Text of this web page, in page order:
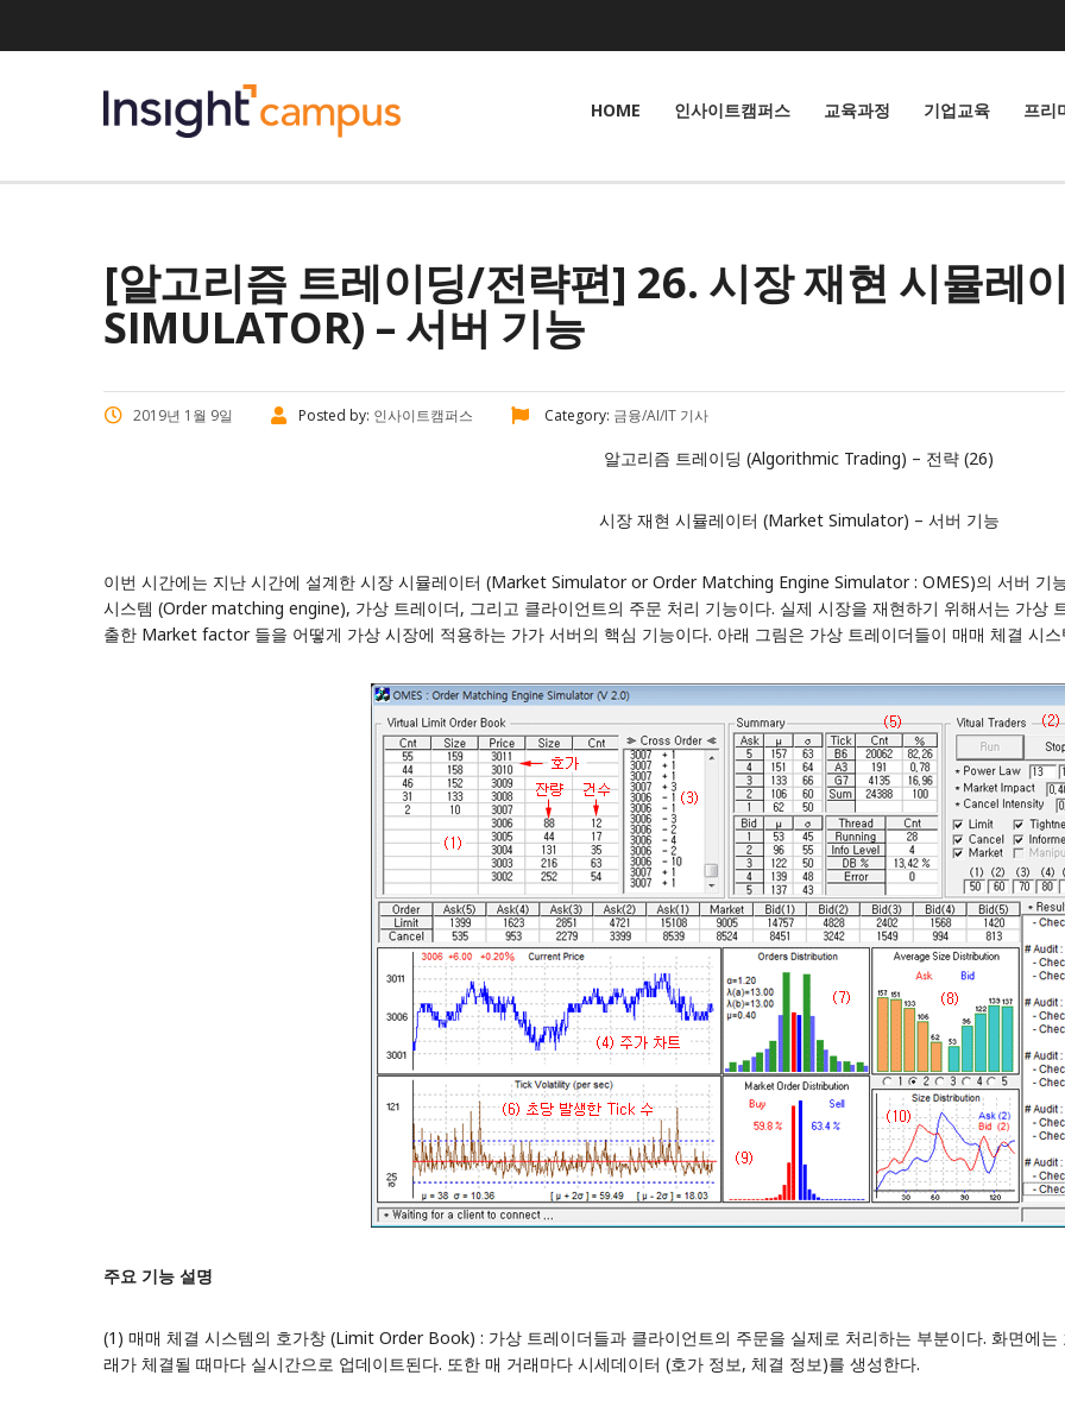
HOME 인사이트캠퍼스 교육과정 기업교육 프리
[알고리즘 트레이딩/전략편] 26. 시장 재현 시뮬레
SIMULATOR) – 서버 기능
2019년 1월 9일 Posted by: 인사이트캠퍼스 Category: 금융/AI/IT 기사
알고리즘 트레이딩 (Algorithmic Trading) – 전략 (26)
시장 재현 시뮬레이터 (Market Simulator) – 서버 기능
이번 시간에는 지난 시간에 설계한 시장 시뮬레이터 (Market Simulator or Order Matching Engine Simulator : OMES)의 서버 기
시스템 (Order matching engine), 가상 트레이더, 그리고 클라이언트의 주문 처리 기능이다. 실제 시장을 재현하기 위해서는 가상
출한 Market factor 들을 어떻게 가상 시장에 적용하는 가가 서버의 핵심 기능이다. 아래 그림은 가상 트레이더들이 매매 체결 시
주요 기능 설명
(1) 매매 체결 시스템의 호가창 (Limit Order Book) : 가상 트레이더들과 클라이언트의 주문을 실제로 처리하는 부분이다. 화면에
래가 체결될 때마다 실시간으로 업데이트된다. 또한 매 거래마다 시세데이터 (호가 정보, 체결 정보)를 생성한다.